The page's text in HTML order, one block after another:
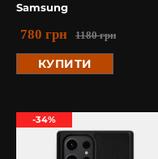
Samsung
1180грн
780 грн
КУПИТИ
-34%